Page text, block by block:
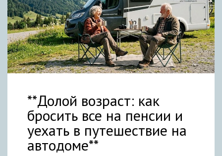
**Долой возраст: как
бросить все на пенсии и
уехать в путешествие на
автодоме**